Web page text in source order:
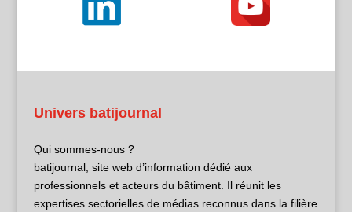
Univers batijournal
Qui sommes-nous ?
batijournal, site web d’information dédié aux
professionnels et acteurs du bâtiment. Il réunit les
expertises sectorielles de médias reconnus dans la filière